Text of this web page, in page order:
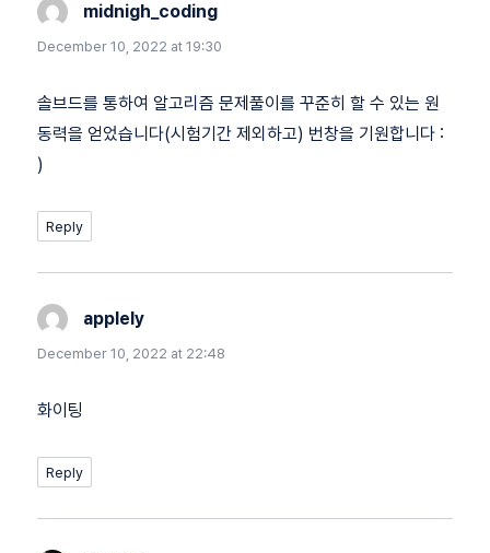
midnigh_coding
December 10, 2022 at 19:30
솔브드를 통하여 알고리즘 문제풀이를 꾸준히 할 수 있는 원
동력을 얻었습니다(시험기간 제외하고) 번창을 기원합니다 :
)
Reply
applely
December 10, 2022 at 22:48
화이팅
Reply